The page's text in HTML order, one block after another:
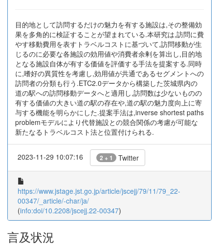
目的地として訪問するだけの魅力を有する施設は,その整備効
果を多角的に検証することが望まれている.本研究は,訪問に費
やす移動費用を表すトラベルコストに基づいて,訪問移動が生
じるのに必要な各施設の効用値や消費者余剰を算出し,目的地
となる施設自体が有する価値を評価する手法を提案する.同時
に,嗜好の異質性を考慮し,効用値が共通であるセグメントへの
訪問者の分類も行う.ETC2.0データから構築した茨城県内の
道の駅への訪問移動データへと適用し,訪問数は少ないものの
有する価値の大きい道の駅の存在や,道の駅の魅力度向上に寄
与する機能を明らかにした.提案手法は,inverse shortest paths
problemモデルにより代替施設との競合関係の考慮が可能な
新たなるトラベルコスト法と位置付けられる.
2023-11-29 10:07:16 2 + 1 Twitter
https://www.jstage.jst.go.jp/article/jscejj/79/11/79_22-
00347/_article/-char/ja/
(info:doi/10.2208/jscejj.22-00347)
言及状況